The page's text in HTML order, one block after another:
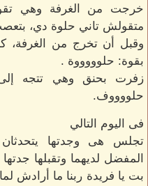
خرجت من الغرفة وهي
متقولش تاني حلوة دي،
وقبل أن تخرج من
بقوة: حلوووووة .
زفرت بحنق وهي تتجه
حلووووف.
فى اليوم التالي
تجلس هى وجدتها
المفضل لديهما وتقبلها
بت يا فريدة ربنا ما أرادش